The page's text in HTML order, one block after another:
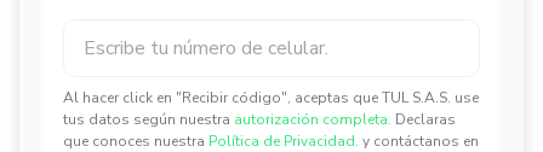
Al hacer click en "Recibir código", aceptas que TUL S.A.S. use
tus datos según nuestra autorización completa. Declaras
que conoces nuestra Política de Privacidad. y contáctanos en
✕
✕